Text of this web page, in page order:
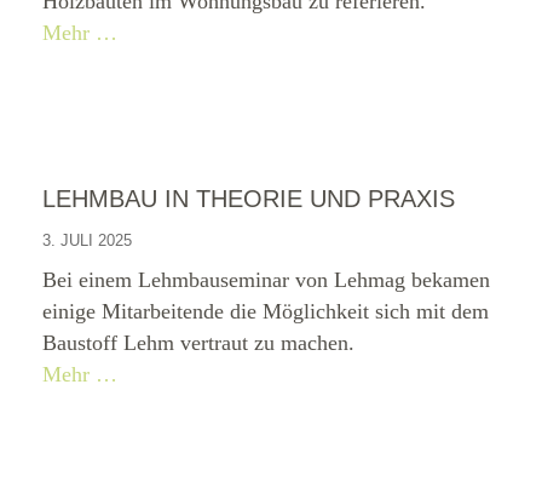
Mehr …
LEHMBAU IN THEORIE UND PRAXIS
3. JULI 2025
Bei einem Lehmbauseminar von Lehmag bekamen
einige Mitarbeitende die Möglichkeit sich mit dem
Baustoff Lehm vertraut zu machen.
Mehr …